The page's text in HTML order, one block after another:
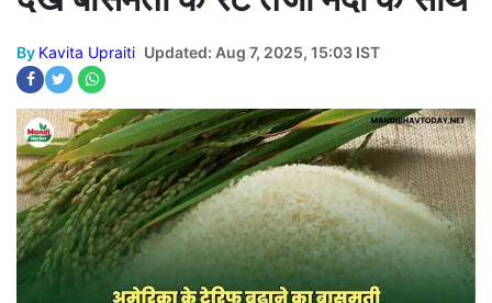
By Kavita Upraiti Updated: Aug 7, 2025, 15:03 IST